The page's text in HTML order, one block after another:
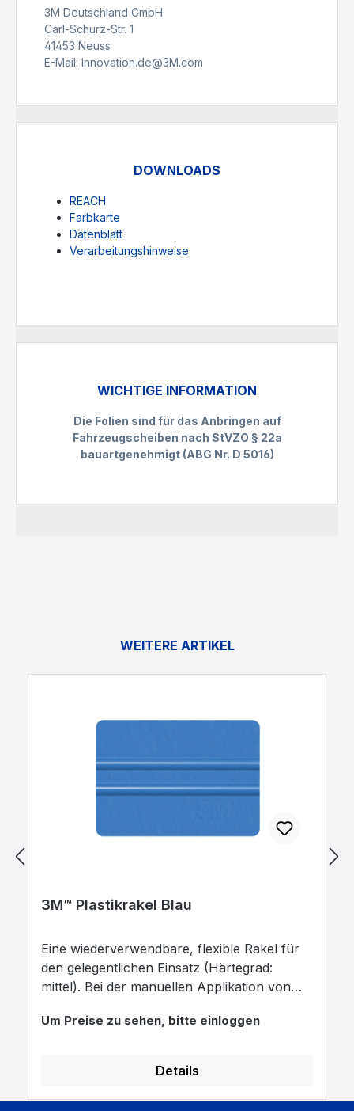
3M Deutschland GmbH
Carl-Schurz-Str. 1
41453 Neuss
E-Mail: Innovation.de@3M.com
DOWNLOADS
REACH
Farbkarte
Datenblatt
Verarbeitungshinweise
WICHTIGE INFORMATION
Die Folien sind für das Anbringen auf
Fahrzeugscheiben nach StVZO § 22a
bauartgenehmigt (ABG Nr. D 5016)
WEITERE ARTIKEL
3M™ Plastikrakel Blau
Eine wiederverwendbare, flexible Rakel für
den gelegentlichen Einsatz (Härtegrad:
mittel). Bei der manuellen Applikation von
Texten ist dieses Tool die perfekte Lösung.
Um Preise zu sehen, bitte einloggen
Details